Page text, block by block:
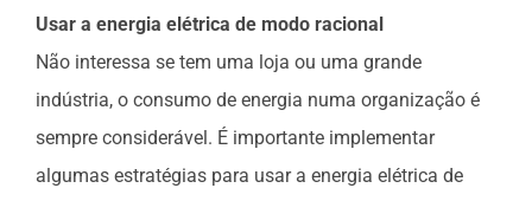
Usar a energia elétrica de modo racional
Não interessa se tem uma loja ou uma grande
indústria, o consumo de energia numa organização é
sempre considerável. É importante implementar
algumas estratégias para usar a energia elétrica de